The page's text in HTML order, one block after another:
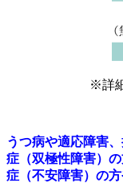
※詳
うつ病や適応障害
症（双極性障害）
症（不安障害）の